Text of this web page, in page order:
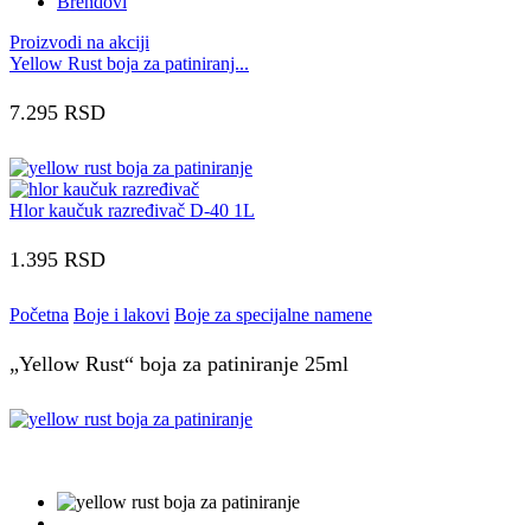
Proizvodi na akciji
Yellow Rust boja za patiniranj...
7.295 RSD
Hlor kaučuk razređivač D-40 1L
1.395 RSD
Početna Boje i lakovi Boje za specijalne namene
„Yellow Rust“ boja za patiniranje 25ml